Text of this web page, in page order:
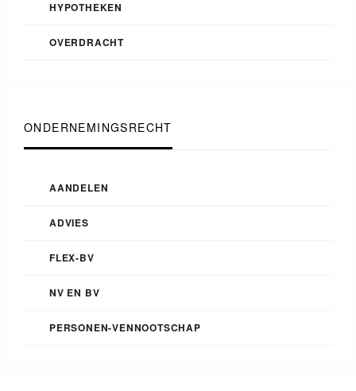
HYPOTHEKEN
OVERDRACHT
ONDERNEMINGSRECHT
AANDELEN
ADVIES
FLEX-BV
NV EN BV
PERSONEN-VENNOOTSCHAP